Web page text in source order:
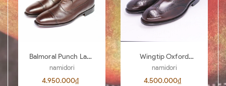
Balmoral Punch Lace
Boots BL04
namidori
4.950.000₫
Wingtip Oxford
AL00 D.Brown 442
namidori
4.500.000₫